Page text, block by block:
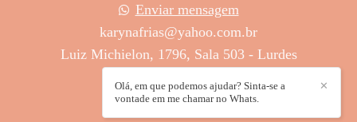
Enviar mensagem
karynafrias@yahoo.com.br
Luiz Michielon, 1796, Sala 503 - Lurdes
✕
Olá, em que podemos ajudar? Sinta-se a
vontade em me chamar no Whats.